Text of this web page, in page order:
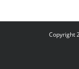
Copyright